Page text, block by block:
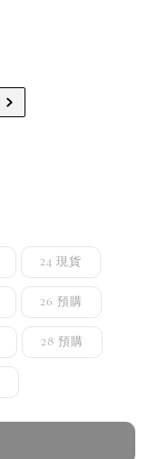
24 現貨
26 預購
28 預購